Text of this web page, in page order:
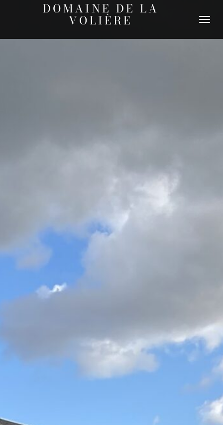
DOMAINE DE LA
VOLIÈRE
DÉPLIER